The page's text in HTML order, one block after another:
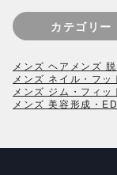
カテゴリー
メンズ ヘア メンズ
メンズ ネイル・フッ
メンズ ジム・フィ
メンズ 美容形成・